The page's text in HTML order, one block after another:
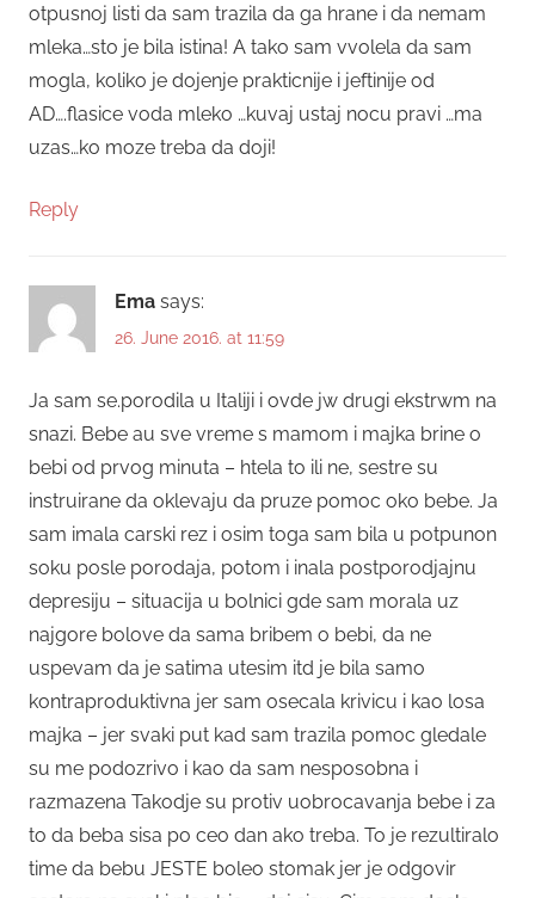
otpusnoj listi da sam trazila da ga hrane i da nemam
mleka…sto je bila istina! A tako sam vvolela da sam
mogla, koliko je dojenje prakticnije i jeftinije od
AD….flasice voda mleko …kuvaj ustaj nocu pravi …ma
uzas…ko moze treba da doji!
Reply
Ema says:
26. June 2016. at 11:59
Ja sam se.porodila u Italiji i ovde jw drugi ekstrwm na
snazi. Bebe au sve vreme s mamom i majka brine o
bebi od prvog minuta – htela to ili ne, sestre su
instruirane da oklevaju da pruze pomoc oko bebe. Ja
sam imala carski rez i osim toga sam bila u potpunon
soku posle porodaja, potom i inala postporodjajnu
depresiju – situacija u bolnici gde sam morala uz
najgore bolove da sama bribem o bebi, da ne
uspevam da je satima utesim itd je bila samo
kontraproduktivna jer sam osecala krivicu i kao losa
majka – jer svaki put kad sam trazila pomoc gledale
su me podozrivo i kao da sam nesposobna i
razmazena Takodje su protiv uobrocavanja bebe i za
to da beba sisa po ceo dan ako treba. To je rezultiralo
time da bebu JESTE boleo stomak jer je odgovir